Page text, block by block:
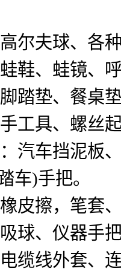
夫球、各种
、蛙镜、呼
垫、餐桌垫
具、螺丝起
车挡泥板、
车)手把。
擦，笔套
、仪器手把
线外套、连